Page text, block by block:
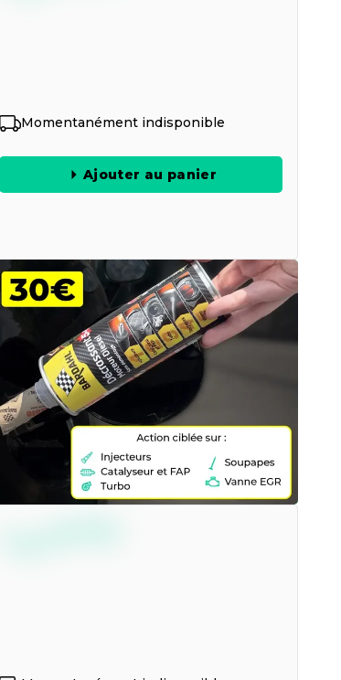
Momentanément indisponible
Ajouter au panier